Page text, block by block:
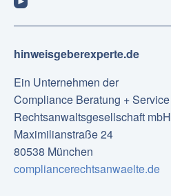
hinweisgeberexperte.de
Ein Unternehmen der
Compliance Beratung + Service
Rechtsanwaltsgesellschaft mbH
Maximilianstraße 24
80538 München
compliancerechtsanwaelte.de